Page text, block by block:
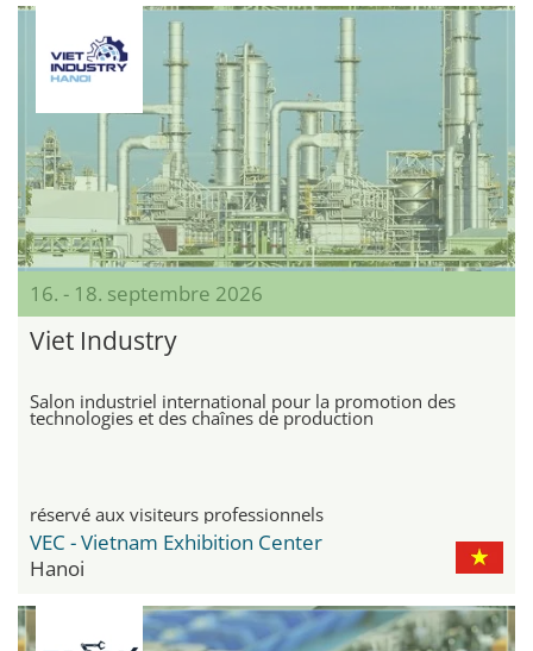
16. - 18. septembre 2026
Viet Industry
Salon industriel international pour la promotion des
technologies et des chaînes de production
réservé aux visiteurs professionnels
VEC - Vietnam Exhibition Center
Hanoi